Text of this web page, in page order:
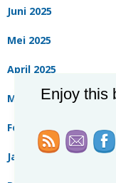
Juni 2025
Mei 2025
April 2025
Maret 2025
Februari 2025
Januari 2025
Enjoy this